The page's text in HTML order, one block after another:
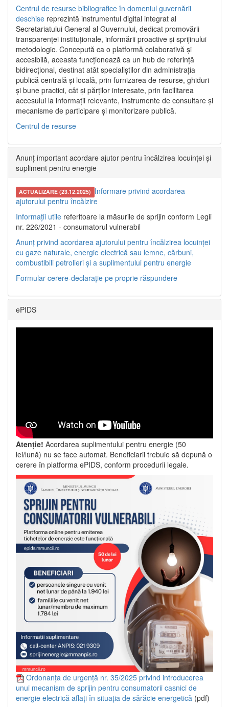
Centrul de resurse bibliografice în domeniul guvernării
deschise reprezintă instrumentul digital integrat al
Secretariatului General al Guvernului, dedicat promovării
transparenței instituționale, informării proactive și sprijinului
metodologic. Concepută ca o platformă colaborativă și
accesibilă, aceasta funcționează ca un hub de referință
bidirecțional, destinat atât specialiștilor din administrația
publică centrală și locală, prin furnizarea de resurse, ghiduri
și bune practici, cât și părților interesate, prin facilitarea
accesului la informații relevante, instrumente de consultare și
mecanisme de participare și monitorizare publică.
Centrul de resurse
Anunț important acordare ajutor pentru încălzirea locuinței și
supliment pentru energie
ACTUALIZARE (23.12.2025) Informare privind acordarea
ajutorului pentru încălzire
Informații utile referitoare la măsurile de sprijin conform Legii
nr. 226/2021 - consumatorul vulnerabil
Anunț privind acordarea ajutorului pentru încălzirea locuinței
cu gaze naturale, energie electrică sau lemne, cărbuni,
combustibili petrolieri și a suplimentului pentru energie
Formular cerere-declarație pe proprie răspundere
ePIDS
Atenție! Acordarea suplimentului pentru energie (50
lei/lună) nu se face automat. Beneficiarii trebuie să depună o
cerere în platforma ePIDS, conform procedurii legale.
Ordonanța de urgență nr. 35/2025 privind introducerea
unui mecanism de sprijin pentru consumatorii casnici de
energie electrică aflați în situația de sărăcie energetică (pdf)